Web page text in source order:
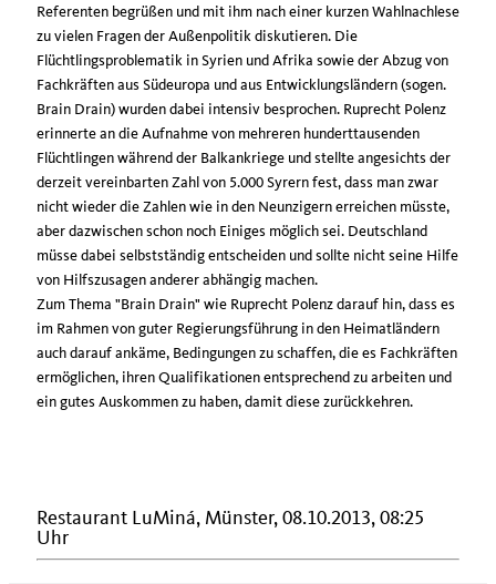
Referenten begrüßen und mit ihm nach einer kurzen Wahlnachlese
zu vielen Fragen der Außenpolitik diskutieren. Die
Flüchtlingsproblematik in Syrien und Afrika sowie der Abzug von
Fachkräften aus Südeuropa und aus Entwicklungsländern (sogen.
Brain Drain) wurden dabei intensiv besprochen. Ruprecht Polenz
erinnerte an die Aufnahme von mehreren hunderttausenden
Flüchtlingen während der Balkankriege und stellte angesichts der
derzeit vereinbarten Zahl von 5.000 Syrern fest, dass man zwar
nicht wieder die Zahlen wie in den Neunzigern erreichen müsste,
aber dazwischen schon noch Einiges möglich sei. Deutschland
müsse dabei selbstständig entscheiden und sollte nicht seine Hilfe
von Hilfszusagen anderer abhängig machen.
Zum Thema "Brain Drain" wie Ruprecht Polenz darauf hin, dass es
im Rahmen von guter Regierungsführung in den Heimatländern
auch darauf ankäme, Bedingungen zu schaffen, die es Fachkräften
ermöglichen, ihren Qualifikationen entsprechend zu arbeiten und
ein gutes Auskommen zu haben, damit diese zurückkehren.
Restaurant LuMiná, Münster, 08.10.2013, 08:25
Uhr